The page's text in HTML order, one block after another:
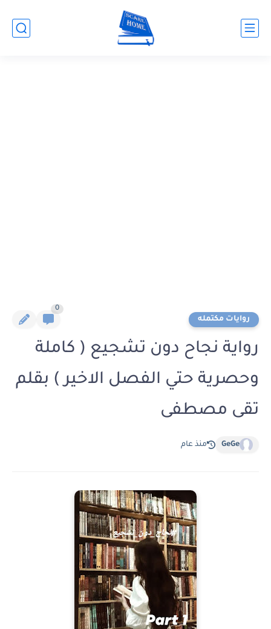
روايات مكتمله
0
رواية نجاح دون تشجيع ( كاملة
وحصرية حتي الفصل الاخير ) بقلم
تقى مصطفى
GeGe منذ عام